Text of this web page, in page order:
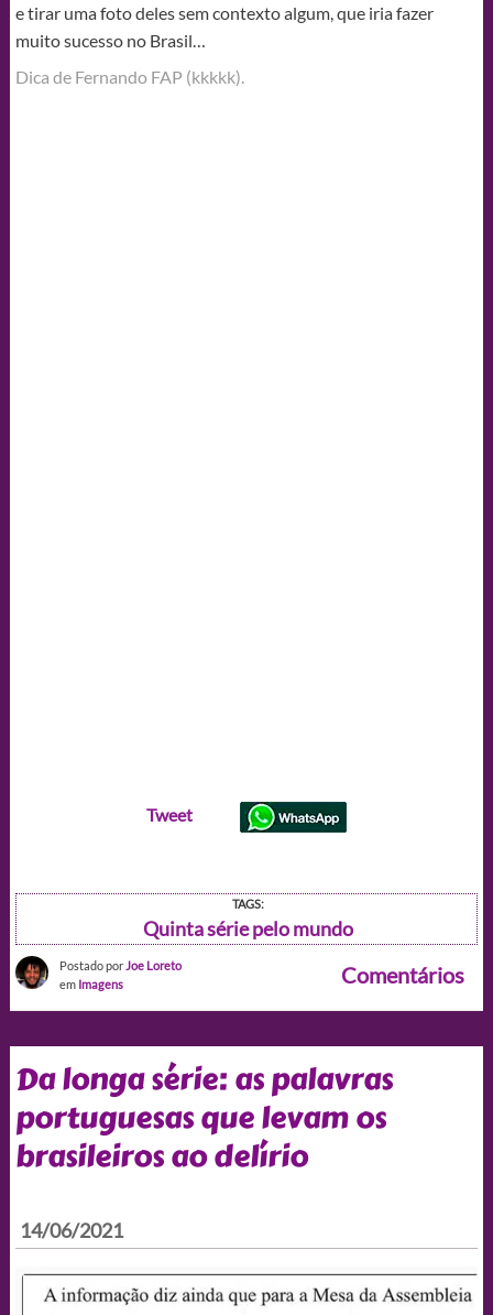
e tirar uma foto deles sem contexto algum, que iria fazer
muito sucesso no Brasil…
Dica de Fernando FAP (kkkkk).
Tweet
TAGS:
Quinta série pelo mundo
Postado por Joe Loreto
em Imagens Comentários
Da longa série: as palavras
portuguesas que levam os
brasileiros ao delírio
14/06/2021